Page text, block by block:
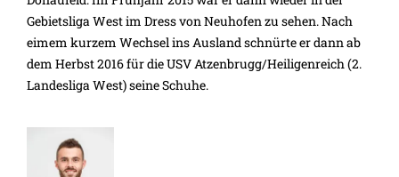
Gebietsliga West im Dress von Neuhofen zu sehen. Nach
eimem kurzem Wechsel ins Ausland schnürte er dann ab
dem Herbst 2016 für die USV Atzenbrugg/Heiligenreich (2.
Landesliga West) seine Schuhe.